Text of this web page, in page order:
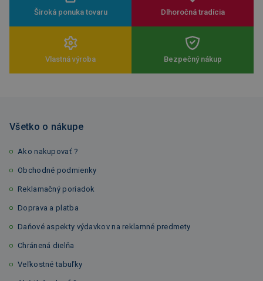
Široká ponuka tovaru Dlhoročná tradícia
Vlastná výroba Bezpečný nákup
Všetko o nákupe
Ako nakupovať ?
Obchodné podmienky
Reklamačný poriadok
Doprava a platba
Daňové aspekty výdavkov na reklamné predmety
Chránená dielňa
Veľkostné tabuľky